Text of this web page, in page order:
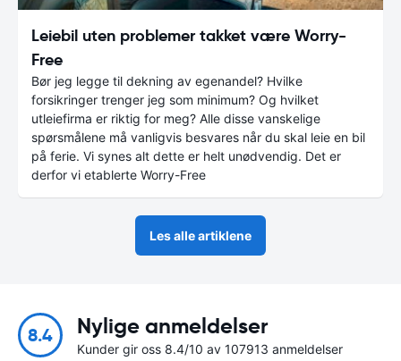
Leiebil uten problemer takket være Worry-
Free
Bør jeg legge til dekning av egenandel? Hvilke
forsikringer trenger jeg som minimum? Og hvilket
utleiefirma er riktig for meg? Alle disse vanskelige
spørsmålene må vanligvis besvares når du skal leie en bil
på ferie. Vi synes alt dette er helt unødvendig. Det er
derfor vi etablerte Worry-Free
Les alle artiklene
8.4 Nylige anmeldelser
Kunder gir oss 8.4/10 av 107913 anmeldelser